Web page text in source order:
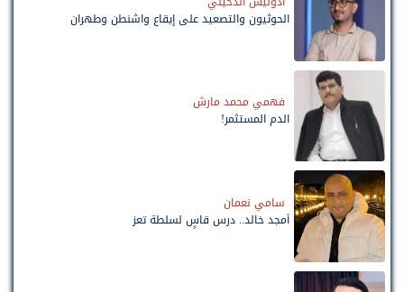
الحوثيون والتصعيد على إيقاع واشنطن وطهران
فهمي محمد مارش
الدم المستثمر!
سامي نعمان
أمجد خالد.. درس قاسٍ لسلطة تعز